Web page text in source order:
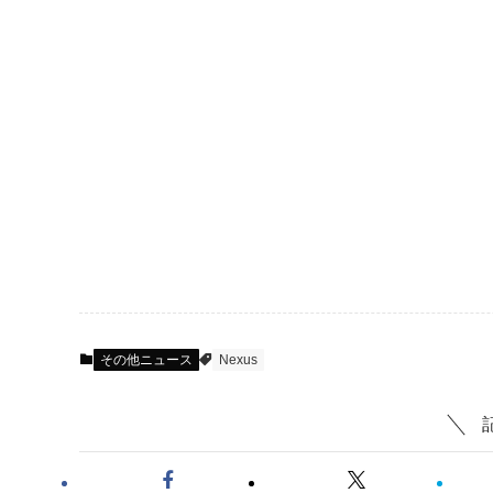
その他ニュース Nexus